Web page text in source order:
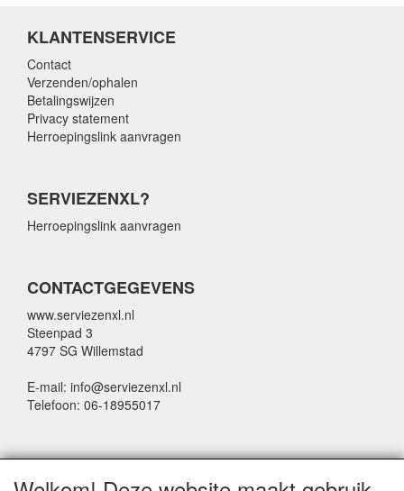
KLANTENSERVICE
Contact
Verzenden/ophalen
Betalingswijzen
Privacy statement
Herroepingslink aanvragen
SERVIEZENXL?
Herroepingslink aanvragen
CONTACTGEGEVENS
www.serviezenxl.nl
Steenpad 3
4797 SG Willemstad
E-mail: info@serviezenxl.nl
Telefoon: 06-18955017